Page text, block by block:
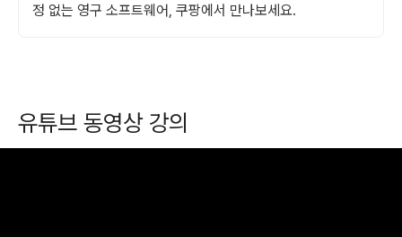
정 없는 영구 소프트웨어, 쿠팡에서 만나보세요.
유튜브 동영상 강의